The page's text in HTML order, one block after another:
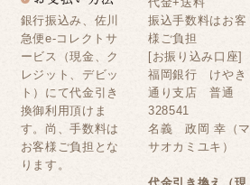
銀行振込み、佐川
急便e-コレクトサ
ービス（現金、ク
レジット、デビッ
ト）にて代金引き
換御利用頂けま
す。尚、手数料は
お客様ご負担とな
ります。
振込手数料はお客
様ご負担
[お振り込み口座]
福岡銀行 けやき
通り支店 普通
328541
名義 政岡 幸（マ
サオカミユキ）